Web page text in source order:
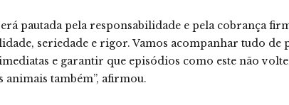
pautada pela responsabilidade e pela cobrança
seriedade e rigor. Vamos acompanhar tudo
e garantir que episódios como este não
também”, afirmou.